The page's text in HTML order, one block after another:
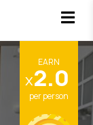
EARN
x2.0
per person